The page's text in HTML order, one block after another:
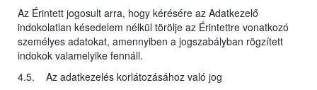
Az Érintett jogosult arra, hogy kérésére az Adatkezelő
indokolatlan késedelem nélkül törölje az Érintettre vonatkozó
személyes adatokat, amennyiben a jogszabályban rögzített
indokok valamelyike fennáll.
4.5. Az adatkezelés korlátozásához való jog